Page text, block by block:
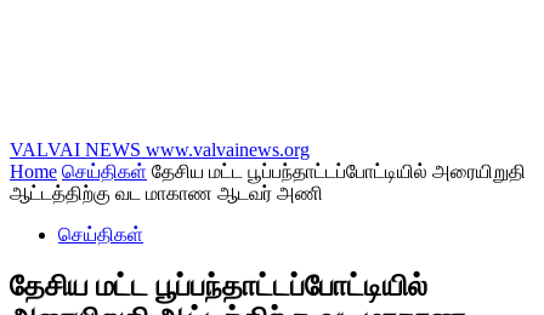
VALVAI NEWS www.valvainews.org
Home செய்திகள் தேசிய மட்ட பூப்பந்தாட்டப்போட்டியில் அரையிறுதி
ஆட்டத்திற்கு வட மாகாண ஆடவர் அணி
செய்திகள்
தேசிய மட்ட பூப்பந்தாட்டப்போட்டியில்